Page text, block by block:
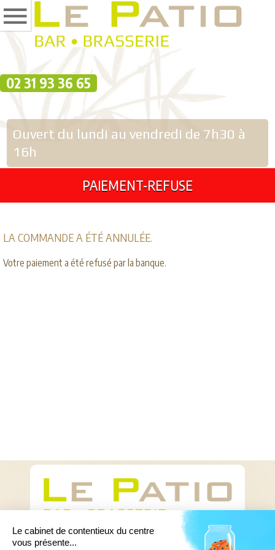
02 31 93 36 65
Ouvert du lundi au vendredi de 7h30 à
16h
PAIEMENT-REFUSE
LA COMMANDE A ÉTÉ ANNULÉE.
Votre paiement a été refusé par la banque.